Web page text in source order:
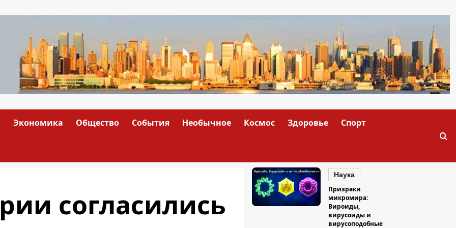
Экономика Общество События Необычное Космос Здоровье Спорт
согласились
Наука
Призраки
микромира:
Вироиды,
вирусоиды и
вирусоподобные